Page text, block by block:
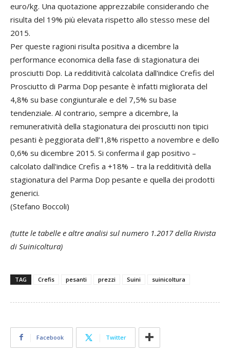
euro/kg. Una quotazione apprezzabile considerando che
risulta del 19% più elevata rispetto allo stesso mese del
2015.
Per queste ragioni risulta positiva a dicembre la
performance economica della fase di stagionatura dei
prosciutti Dop. La redditività calcolata dall'indice Crefis del
Prosciutto di Parma Dop pesante è infatti migliorata del
4,8% su base congiunturale e del 7,5% su base
tendenziale. Al contrario, sempre a dicembre, la
remuneratività della stagionatura dei prosciutti non tipici
pesanti è peggiorata dell’1,8% rispetto a novembre e dello
0,6% su dicembre 2015. Si conferma il gap positivo –
calcolato dall'indice Crefis a +18% – tra la redditività della
stagionatura del Parma Dop pesante e quella dei prodotti
generici.
(Stefano Boccoli)
(tutte le tabelle e altre analisi sul numero 1.2017 della Rivista
di Suinicoltura)
TAG Crefis pesanti prezzi Suini suinicoltura
Facebook Twitter